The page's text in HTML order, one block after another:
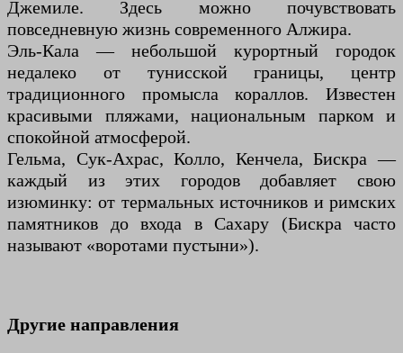
Джемиле. Здесь можно почувствовать
повседневную жизнь современного Алжира.
Эль-Кала — небольшой курортный городок
недалеко от тунисской границы, центр
традиционного промысла кораллов. Известен
красивыми пляжами, национальным парком и
спокойной атмосферой.
Гельма, Сук-Ахрас, Колло, Кенчела, Бискра —
каждый из этих городов добавляет свою
изюминку: от термальных источников и римских
памятников до входа в Сахару (Бискра часто
называют «воротами пустыни»).
Другие направления